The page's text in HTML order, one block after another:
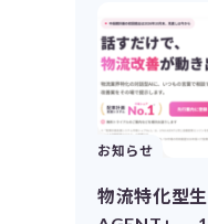
お知らせ
物流特化型